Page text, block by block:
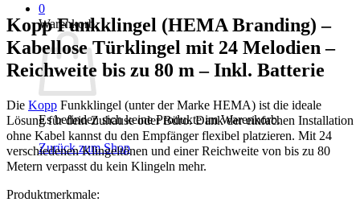
0
Warenkorb
Es befinden sich keine Produkte im Warenkorb.
Zurück zum Shop
m
–
Inkl.
Batterie
Menge
Kopp Funkklingel (HEMA Branding) –
Kabellose Türklingel mit 24 Melodien –
Reichweite bis zu 80 m – Inkl. Batterie
Die Kopp Funkklingel (unter der Marke HEMA) ist die ideale
Lösung für dein Zuhause oder Büro. Dank der einfachen Installation
ohne Kabel kannst du den Empfänger flexibel platzieren. Mit 24
verschiedenen Klingeltönen und einer Reichweite von bis zu 80
Metern verpasst du kein Klingeln mehr.
Produktmerkmale: